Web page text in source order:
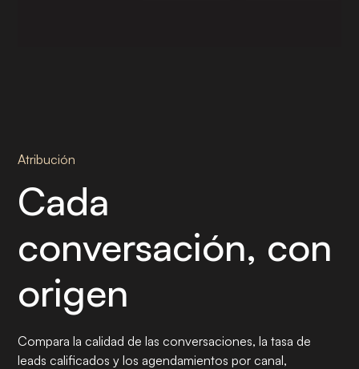
Atribución
Cada
conversación, con
origen
Compara la calidad de las conversaciones, la tasa de
leads calificados y los agendamientos por canal,